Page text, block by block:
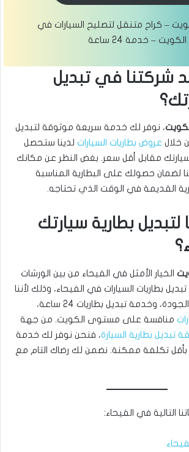
– كراح متنقل لتصليح السيارات في
الكويت – خدمة 24 ساعة
شركتنا في تبديل
، نوفر لك خدمة سريعة موثوقة لتبديل
خلال عروض بطاريات السيارات لدينا ستحصل
مقابل أقل سعر. بغض النظر عن مكانك
لضمان حصولك على البطارية المناسبة
القديمة في الوقت الذي تحتاجه.
لتبديل بطارية سيارتك
الخيار الأمثل في الفيحاء من بين الورشات
بطاريات السيارات في الفيحاء، وذلك لأننا
نوفر لبطاريات عالية الجودة، وخدمة تبديل بطاريات 24 ساعة،
منافسة على مستوى الكويت. من جهة
تبديل بطارية السيارة، فنحن نوفر لك خدمة
بأقل تكلفة ممكنة. نضمن لك رضاك التام مع
التالية في الفيحاء: